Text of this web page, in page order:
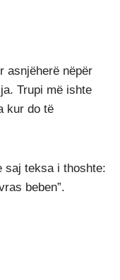
asnjëherë nëpër
Trupi më ishte
kur do të
saj teksa i thoshte:
beben”.